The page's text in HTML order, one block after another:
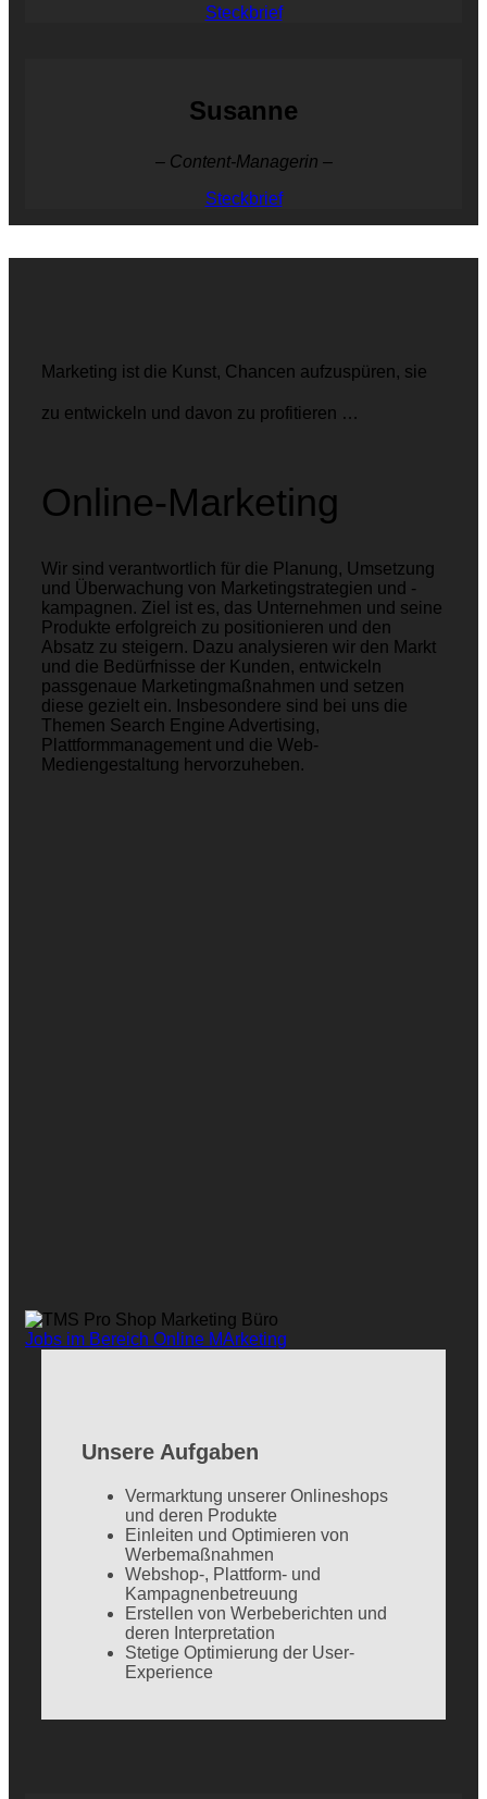
Steckbrief
Susanne
– Content-Managerin –
Steckbrief
Marketing ist die Kunst, Chancen aufzuspüren, sie
zu entwickeln und davon zu profitieren …
Online-Marketing
Wir sind verantwortlich für die Planung, Umsetzung
und Überwachung von Marketingstrategien und -
kampagnen. Ziel ist es, das Unternehmen und seine
Produkte erfolgreich zu positionieren und den
Absatz zu steigern. Dazu analysieren wir den Markt
und die Bedürfnisse der Kunden, entwickeln
passgenaue Marketingmaßnahmen und setzen
diese gezielt ein. Insbesondere sind bei uns die
Themen Search Engine Advertising,
Plattformmanagement und die Web-
Mediengestaltung hervorzuheben.
Jobs im Bereich Online MArketing
Unsere Aufgaben
Vermarktung unserer Onlineshops
und deren Produkte
Einleiten und Optimieren von
Werbemaßnahmen
Webshop-, Plattform- und
Kampagnenbetreuung
Erstellen von Werbeberichten und
deren Interpretation
Stetige Optimierung der User-
Experience